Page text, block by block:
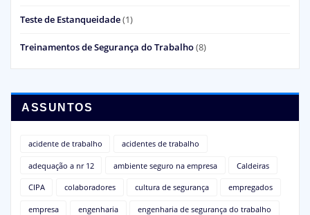
Teste de Estanqueidade(1)
Treinamentos de Segurança do Trabalho(8)
ASSUNTOS
acidente de trabalho acidentes de trabalho
adequação a nr 12 ambiente seguro na empresa Caldeiras
CIPA colaboradores cultura de segurança empregados
empresa engenharia engenharia de segurança do trabalho